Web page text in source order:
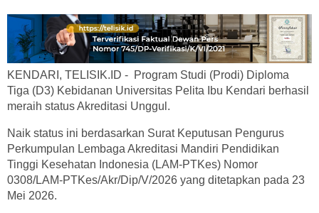
KENDARI, TELISIK.ID - Program Studi (Prodi) Diploma
Tiga (D3) Kebidanan Universitas Pelita Ibu Kendari berhasil
meraih status Akreditasi Unggul.
Naik status ini berdasarkan Surat Keputusan Pengurus
Perkumpulan Lembaga Akreditasi Mandiri Pendidikan
Tinggi Kesehatan Indonesia (LAM-PTKes) Nomor
0308/LAM-PTKes/Akr/Dip/V/2026 yang ditetapkan pada 23
Mei 2026.